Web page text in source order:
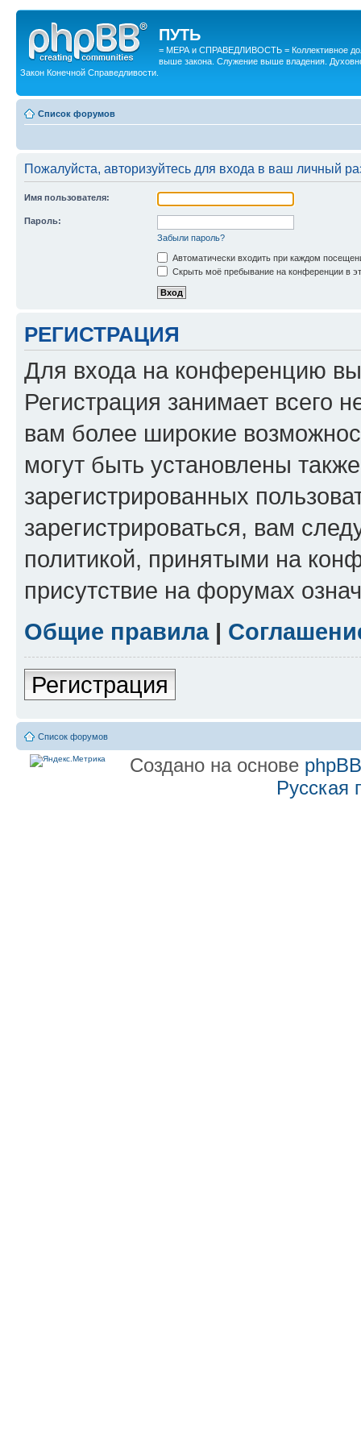
ПУТЬ
= МЕРА и СПРАВЕДЛИВОСТЬ = Коллективное
выше закона. Служение выше владения.
Закон Конечной Справедливости.
Список форумов
Пожалуйста, авторизуйтесь для входа в ваш личный
Имя пользователя:
Пароль:
Забыли пароль?
Автоматически входить при каждом
Скрыть моё пребывание на конференции в
РЕГИСТРАЦИЯ
Для входа на конференцию
Регистрация занимает всего
вам более широкие
могут быть установлены
зарегистрированных
зарегистрироваться, вам
политикой, принятыми на
присутствие на форумах
Общие правила|
Регистрация
Список форумов
Создано на основе phpBB
Русская